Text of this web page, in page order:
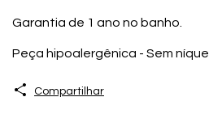
Garantia de 1 ano no banho.
Peça hipoalergênica - Sem níquel
Compartilhar